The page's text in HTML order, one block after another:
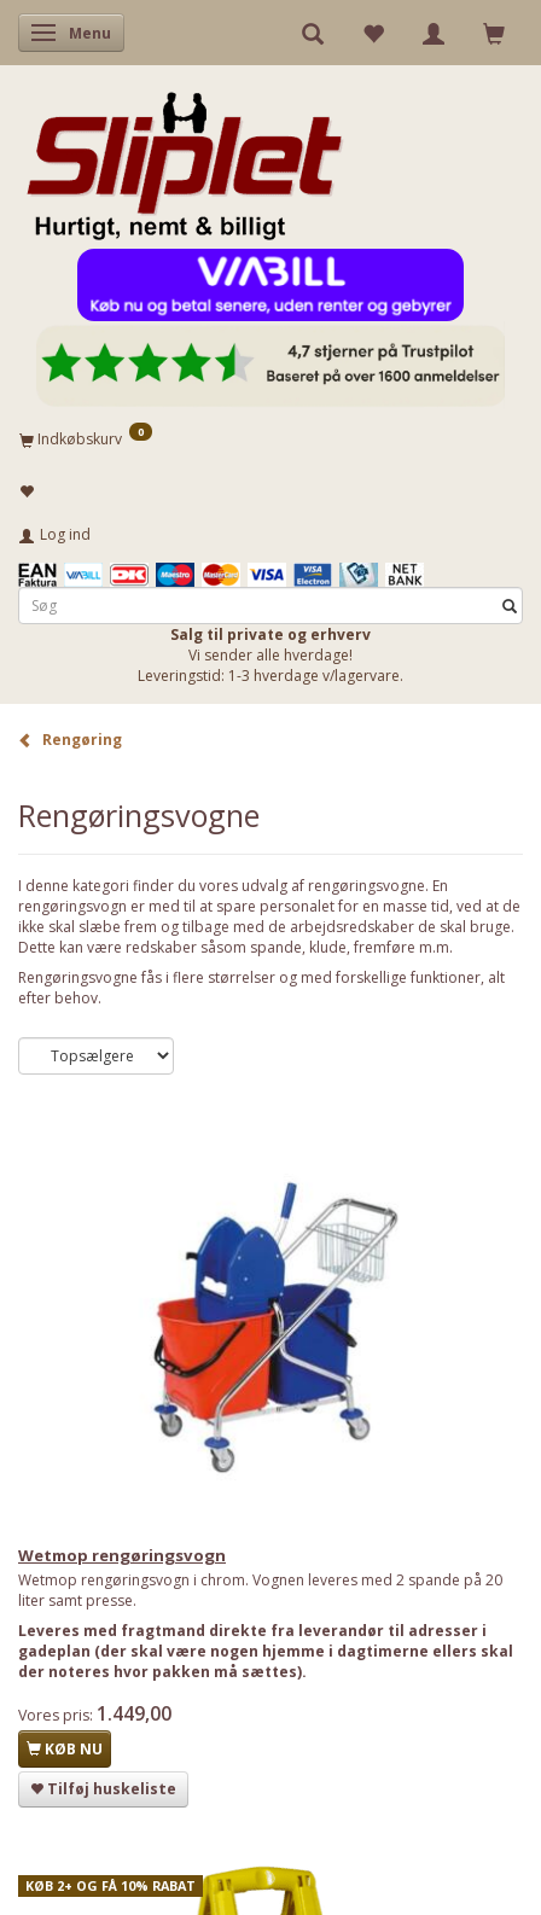
Skifte navigation
Menu
Indkøbskurv 0
Log ind
Salg til private og erhverv
Vi sender alle hverdage!
Leveringstid: 1-3 hverdage v/lagervare.
Rengøring
Rengøringsvogne
I denne kategori finder du vores udvalg af rengøringsvogne. En
rengøringsvogn er med til at spare personalet for en masse tid, ved at de
ikke skal slæbe frem og tilbage med de arbejdsredskaber de skal bruge.
Dette kan være redskaber såsom spande, klude, fremføre m.m.
Rengøringsvogne fås i flere størrelser og med forskellige funktioner, alt
efter behov.
Wetmop rengøringsvogn
Wetmop rengøringsvogn i chrom. Vognen leveres med 2 spande på 20
liter samt presse.
Leveres med fragtmand direkte fra leverandør til adresser i
gadeplan (der skal være nogen hjemme i dagtimerne ellers skal
der noteres hvor pakken må sættes).
Vores pris: 1.449,00
KØB NU
Tilføj huskeliste
KØB 2+ OG FÅ 10% RABAT